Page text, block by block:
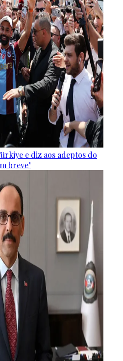
e diz aos adeptos do
breve"